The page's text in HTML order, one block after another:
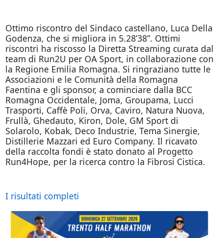
Ottimo riscontro del Sindaco castellano, Luca Della
Godenza, che si migliora in 5.28’38”. Ottimi
riscontri ha riscosso la Diretta Streaming curata dal
team di Run2U per OA Sport, in collaborazione con
la Regione Emilia Romagna. Si ringraziano tutte le
Associazioni e le Comunità della Romagna
Faentina e gli sponsor, a cominciare dalla BCC
Romagna Occidentale, Joma, Groupama, Lucci
Trasporti, Caffè Poli, Orva, Caviro, Natura Nuova,
Frullà, Ghedauto, Kiron, Dole, GM Sport di
Solarolo, Kobak, Deco Industrie, Tema Sinergie,
Distillerie Mazzari ed Euro Company. Il ricavato
della raccolta fondi è stato donato al Progetto
Run4Hope, per la ricerca contro la Fibrosi Cistica.
I risultati completi